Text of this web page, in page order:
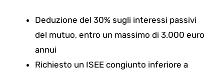
Deduzione del 30% sugli interessi passivi
del mutuo, entro un massimo di 3.000 euro
annui
Richiesto un ISEE congiunto inferiore a